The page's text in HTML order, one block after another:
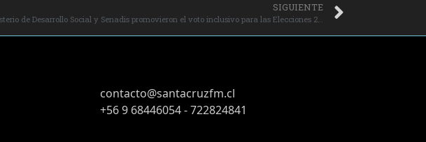
SIGUIENTE
Servel, Ministerio de Desarrollo Social y Senadis promovieron el voto inclusivo para las Elecciones 2025.
contacto@santacruzfm.cl
+56 9 68446054 - 722824841